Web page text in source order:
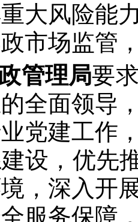
大风险能
市场监管
管理局要
全面领导
党建工作
设，优先
，深入开
服务保障